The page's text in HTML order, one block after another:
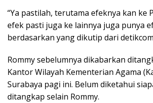
“Ya pastilah, terutama efeknya kan ke
efek pasti juga ke lainnya juga punya
berdasarkan yang dikutip dari
Rommy sebelumnya dikabarkan
Kantor Wilayah Kementerian Agama
Surabaya pagi ini. Belum diketahui
ditangkap selain Rommy.